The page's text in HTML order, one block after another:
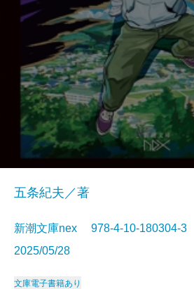
五条紀夫／著
新潮文庫nex 978-4-10-
2025/05/28
文庫電子書籍あり